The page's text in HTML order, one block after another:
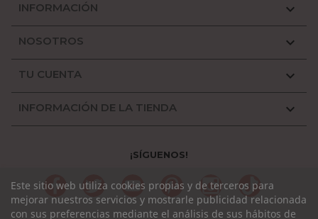
INFORMACIÓN 
NOSOTROS 
TU CUENTA 
INFORMACIÓN DE LA TIENDA 
¡SÍGUENOS!
FacebookTwitter YouTubePinterestInstagramTikTok
Este sitio web utiliza cookies propias y de terceros para
mejorar nuestros servicios y mostrarle publicidad relacionada
con sus preferencias mediante el análisis de sus hábitos de